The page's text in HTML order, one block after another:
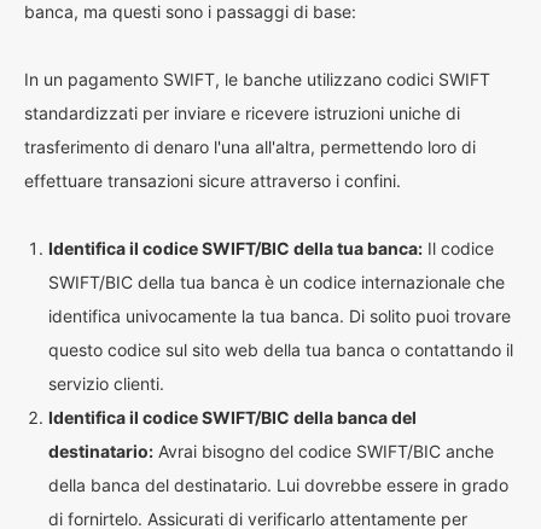
banca, ma questi sono i passaggi di base:
In un pagamento SWIFT, le banche utilizzano codici SWIFT
standardizzati per inviare e ricevere istruzioni uniche di
trasferimento di denaro l'una all'altra, permettendo loro di
effettuare transazioni sicure attraverso i confini.
Identifica il codice SWIFT/BIC della tua banca: Il codice
SWIFT/BIC della tua banca è un codice internazionale che
identifica univocamente la tua banca. Di solito puoi trovare
questo codice sul sito web della tua banca o contattando il
servizio clienti.
Identifica il codice SWIFT/BIC della banca del
destinatario: Avrai bisogno del codice SWIFT/BIC anche
della banca del destinatario. Lui dovrebbe essere in grado
di fornirtelo. Assicurati di verificarlo attentamente per